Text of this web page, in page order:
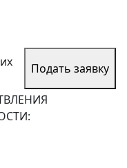
Подать заявку